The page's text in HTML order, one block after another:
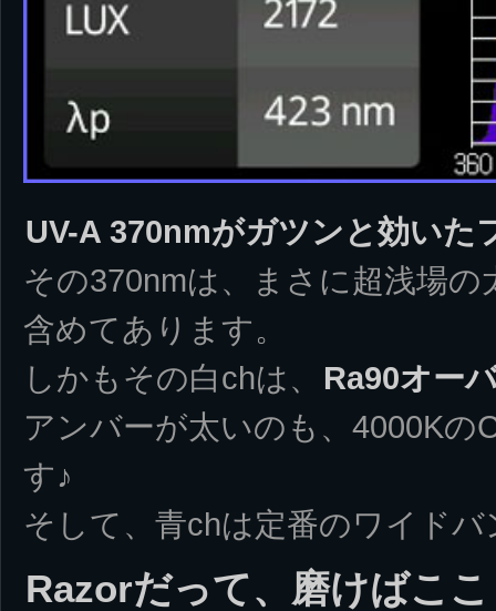
UV-A 370nmがガツンと効いた
その370nmは、まさに超浅場
含めてあります。
しかもその白chは、
Ra90オー
アンバーが太いのも、4000Kの
す♪
そして、青chは定番のワイドバ
Razorだって、磨けばこ